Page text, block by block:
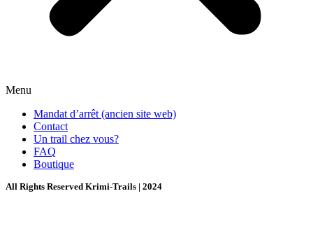
Menu
Mandat d’arrêt (ancien site web)
Contact
Un trail chez vous?
FAQ
Boutique
All Rights Reserved Krimi-Trails | 2024